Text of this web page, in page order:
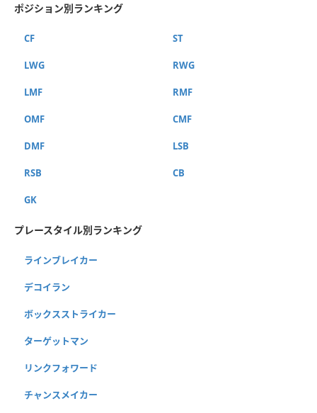
ポジション別ランキング
CF ST
LWG RWG
LMF RMF
OMF CMF
DMF LSB
RSB CB
GK
プレースタイル別ランキング
ラインブレイカー
デコイラン
ボックスストライカー
ターゲットマン
リンクフォワード
チャンスメイカー